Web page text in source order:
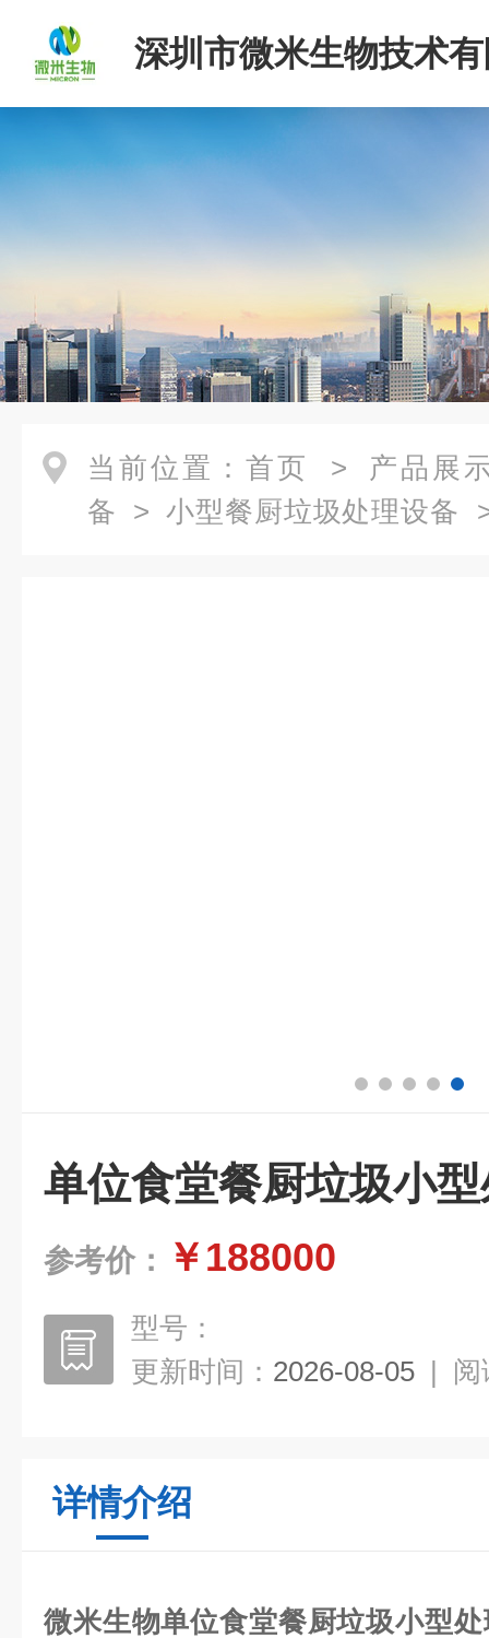
深圳市微米生物技术
当前位置： 首页 > 产品展
备 > 小型餐厨垃圾处理设备
单位食堂餐厨垃圾小
参考价： ￥188000
型号：
更新时间： 2026-08-05 | 阅
详情介绍
微米生物单位食堂餐厨垃圾小型